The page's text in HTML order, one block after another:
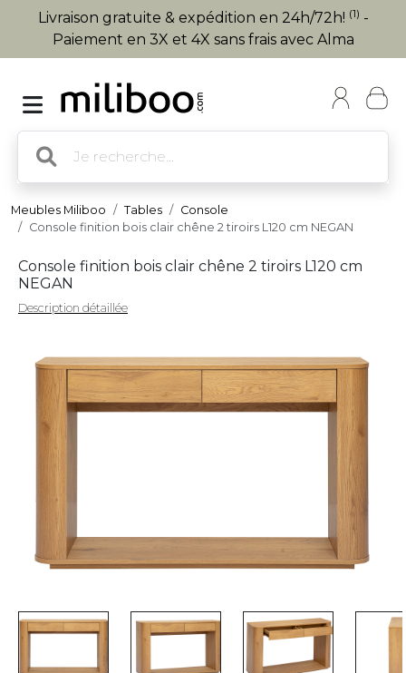
Livraison gratuite & expédition en 24h/72h! (1) -
Paiement en 3X et 4X sans frais avec Alma
Meubles Miliboo Tables
Console
Console finition bois clair chêne 2 tiroirs L120 cm NEGAN
Console finition bois clair chêne 2 tiroirs L120 cm
NEGAN
Description détaillée